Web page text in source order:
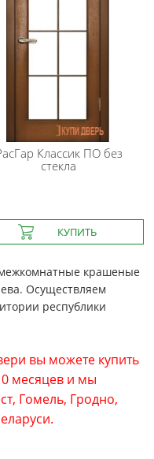
Классик ПО без
стекла
крашеные
Осуществляем
республики
вы можете купить
месяцев и мы
Гомель, Гродно,